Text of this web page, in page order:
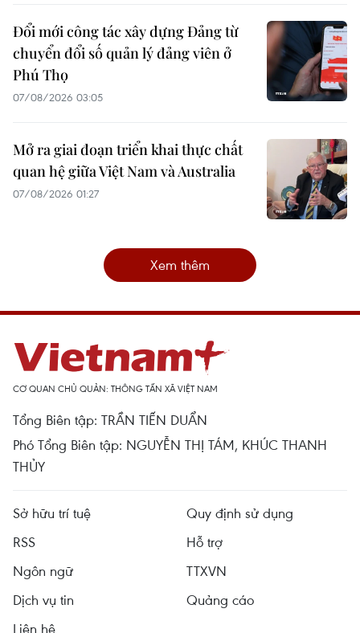
Đổi mới công tác xây dựng Đảng từ
chuyển đổi số quản lý đảng viên ở
Phú Thọ
07/08/2026 03:05
Mở ra giai đoạn triển khai thực chất
quan hệ giữa Việt Nam và Australia
07/08/2026 01:27
Xem thêm
CƠ QUAN CHỦ QUẢN: THÔNG TẤN XÃ VIỆT NAM
Tổng Biên tập: TRẦN TIẾN DUẨN
Phó Tổng Biên tập: NGUYỄN THỊ TÁM, KHÚC THANH
THỦY
Sở hữu trí tuệ
Quy định sử dụng
RSS
Hỗ trợ
Ngôn ngữ
TTXVN
Dịch vụ tin
Quảng cáo
Liên hệ